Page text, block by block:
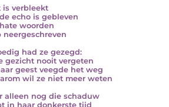
is verbleekt
echo is gebleven
woorden
neergeschreven
had ze gezegd:
gezicht nooit vergeten
geest veegde het weg
wil ze niet meer weten
alleen nog die schaduw
in haar donkerste tijd